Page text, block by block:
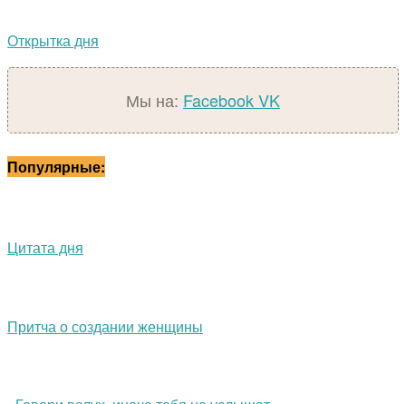
Открытка дня
Мы на: FacebookVK
Популярные:
Цитата дня
Притча о создании женщины